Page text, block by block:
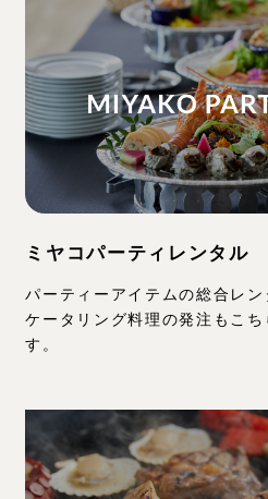
ミヤコパーティレンタル
パーティーアイテムの総合レン
ケータリング料理の発注もこ
す。